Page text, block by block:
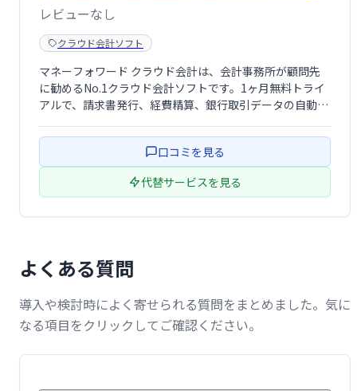
レビューなし
クラウド会計ソフト
マネーフォワード クラウド会計は、会計事務所が顧問先
に勧めるNo.1クラウド会計ソフトです。1ヶ月無料トライ
アルで、請求書発行、経費精算、銀行取引データの自動取
ら大企業まで幅広く対応し、業務効率化と経営改善をサポ
口コミを見る
代替サービスを見る
よくある質問
導入や検討時によく寄せられる質問をまとめました。気に
なる項目をクリックしてご確認ください。